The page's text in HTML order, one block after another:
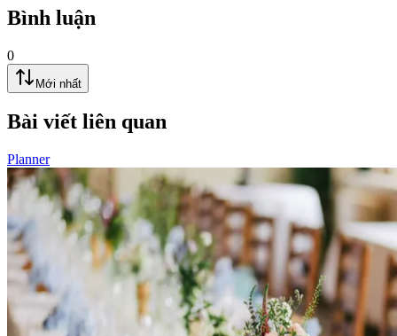
Bình luận
0
Mới nhất
Bài viết liên quan
Planner